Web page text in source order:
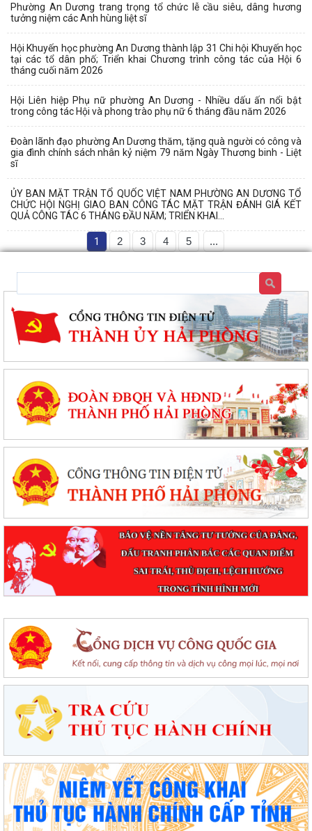
Phường An Dương trang trọng tổ chức lễ cầu siêu, dâng hương
tưởng niệm các Anh hùng liệt sĩ
Hội Khuyến học phường An Dương thành lập 31 Chi hội Khuyến học
tại các tổ dân phố; Triển khai Chương trình công tác của Hội 6
tháng cuối năm 2026
Hội Liên hiệp Phụ nữ phường An Dương - Nhiều dấu ấn nổi bật
trong công tác Hội và phong trào phụ nữ 6 tháng đầu năm 2026
Đoàn lãnh đạo phường An Dương thăm, tặng quà người có công và
gia đình chính sách nhân kỷ niệm 79 năm Ngày Thương binh - Liệt
sĩ
ỦY BAN MẶT TRẬN TỔ QUỐC VIỆT NAM PHƯỜNG AN DƯƠNG TỔ
CHỨC HỘI NGHỊ GIAO BAN CÔNG TÁC MẶT TRẬN ĐÁNH GIÁ KẾT
QUẢ CÔNG TÁC 6 THÁNG ĐẦU NĂM; TRIỂN KHAI...
1 2 3 4 5 ...